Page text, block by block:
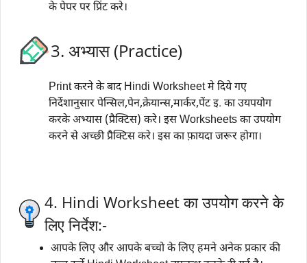
के पेपर पर प्रिंट करे।
3. अभ्यास (Practice)
Print करने के बाद Hindi Worksheet मे दिये गए
निर्देशानुसार पेन्सिल,पेन,क्रेयान्स,मार्कर,पेंट इ. का उयपयोग
करके अभ्यास (प्रैक्टिस) करे। इस Worksheets का उपयोग
करने से अच्छी प्रैक्टिस करे। इस का फ़ायदा जरूर होगा।
4. Hindi Worksheet का उपयोग करने के
लिए निर्देश:-
आपके लिए और आपके बच्चो के लिए हमने अनेक प्रकार की